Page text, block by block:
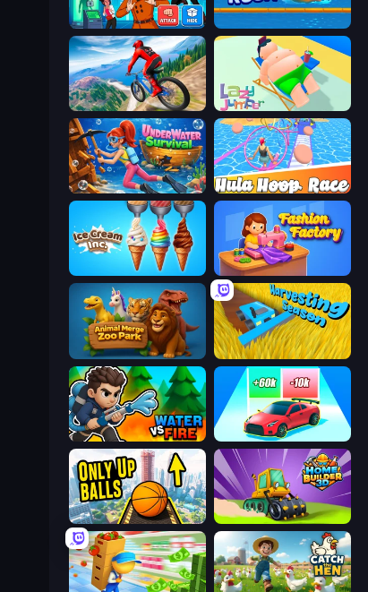
Detective IQ 3
Riders Downhill Racing Lazy Jumper
Underwater Survival Hula Hoop Race
Ice Cream Inc. Fashion Factory
Animal Merge Zoo Park Harvesting Season
Water vs Fire
Only Up Balls Home Builder 3D